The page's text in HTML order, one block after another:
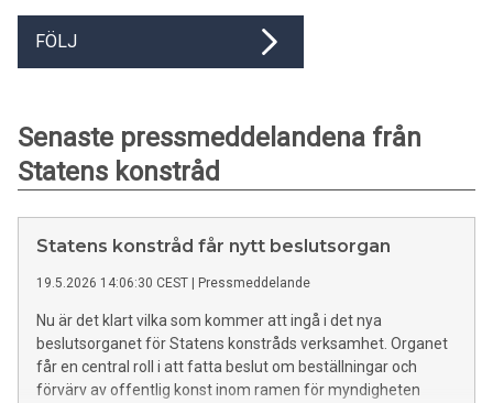
FÖLJ
Senaste pressmeddelandena från
Statens konstråd
Statens konstråd får nytt beslutsorgan
19.5.2026 14:06:30 CEST Pressmeddelande
Nu är det klart vilka som kommer att ingå i det nya
beslutsorganet för Statens konstråds verksamhet. Organet
får en central roll i att fatta beslut om beställningar och
förvärv av offentlig konst inom ramen för myndigheten